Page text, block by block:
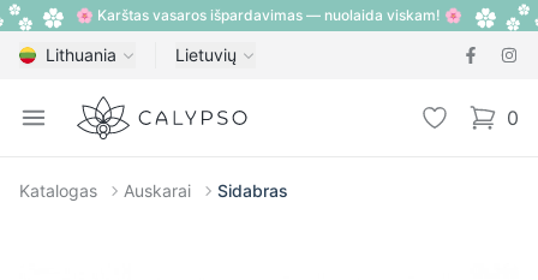
🌸 Karštas vasaros išpardavimas — nuolaida viskam! 🌸
Lithuania Lietuvių
Open menu
Calypso 0
items
Katalogas Auskarai Sidabras